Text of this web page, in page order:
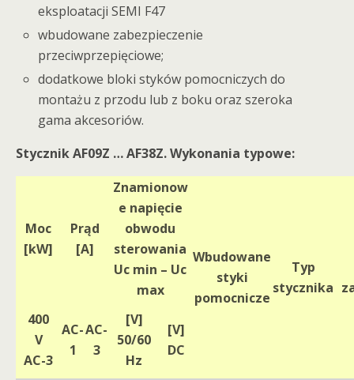
eksploatacji SEMI F47
wbudowane zabezpieczenie
przeciwprzepięciowe;
dodatkowe bloki styków pomocniczych do
montażu z przodu lub z boku oraz szeroka
gama akcesoriów.
Stycznik AF09Z … AF38Z. Wykonania typowe:
Moc
[kW]
Prąd
[A]
Znamionow
e napięcie
obwodu
sterowania
Uc min – Uc
max
Wbudowane
styki
pomocnicze
Typ
stycznika
400
V
AC-3
AC-
1
AC-
3
[V]
50/60
Hz
[V]
DC